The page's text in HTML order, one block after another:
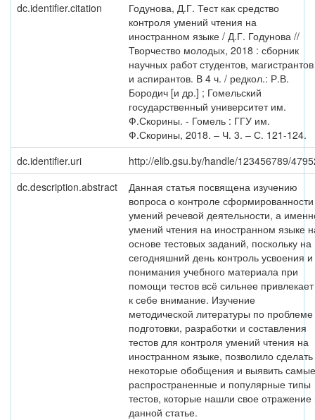
dc.identifier.citation
Годунова, Д.Г. Тест как средство
контроля умений чтения на
иностранном языке / Д.Г. Годунова //
Творчество молодых, 2018 : сборник
научных работ студентов, магистрантов
и аспирантов. В 4 ч. / редкол.: Р.В.
Бородич [и др.] ; Гомельский
государственный университет им.
Ф.Скорины. - Гомель : ГГУ им.
Ф.Скорины, 2018. – Ч. 3. – С. 121-124.
dc.identifier.uri
http://elib.gsu.by/handle/123456789/
dc.description.abstract
Данная статья посвящена изучению
вопроса о контроле сформированности
умений речевой деятельности, а
умений чтения на иностранном языке
основе тестовых заданий, поскольку на
сегодняшний день контроль усвоения и
понимания учебного материала при
помощи тестов всё сильнее привлекает
к себе внимание. Изучение
методической литературы по проблеме
подготовки, разработки и составления
тестов для контроля умений чтения на
иностранном языке, позволило сделать
некоторые обобщения и выявить самые
распространенные и популярные типы
тестов, которые нашли свое отражение
данной статье.